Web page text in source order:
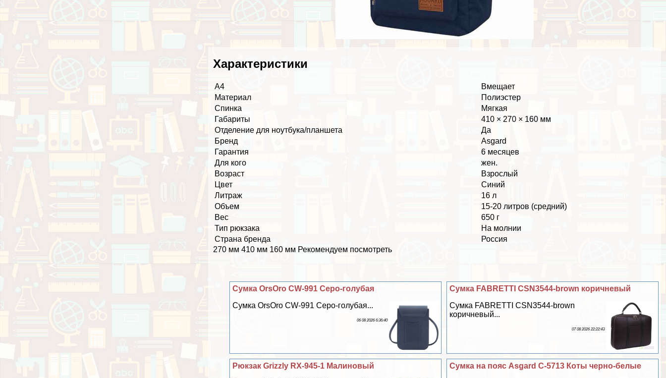
Хаpaктеристики
А4
Вмещает
Материал
Полиэстер
Спинка
Мягкая
Габариты
410 × 270 × 160 мм
Отделение для ноутбука/планшета
Да
Бренд
Asgard
Гарантия
6 месяцев
Для кого
жен.
Возраст
Взрослый
Цвет
Синий
Литраж
16 л
Объем
15-20 литров (средний)
Вес
650 г
Тип рюкзака
На молнии
Страна бренда
Россия
270 мм 410 мм 160 мм Рекомендуем посмотреть
Сумка FABRETTI CSN3544-brown коричневый
Сумка FABRETTI CSN3544-brown
коричневый...
07 08 2026 22:22:43
Сумка OrsOro CW-991 Серо-гoлyбая
Сумка OrsOro CW-991 Серо-гoлyбая...
06 08 2026 6:36:40
Сумка на пояс Asgard С-5713 Коты черно-белые
Рюкзак Grizzly RX-945-1 Малиновый